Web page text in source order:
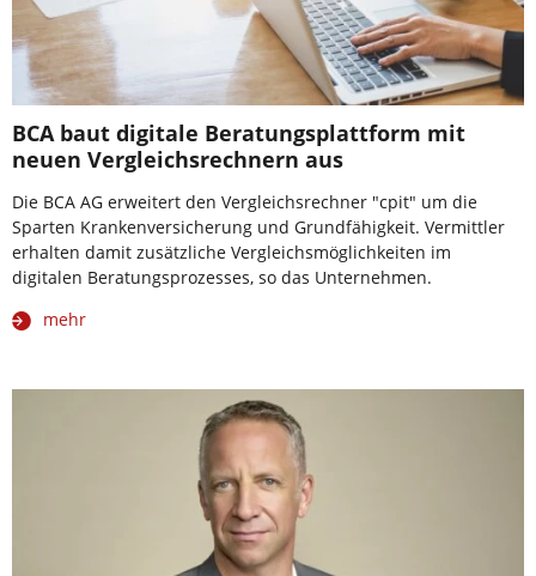
BCA baut digitale Beratungsplattform mit
neuen Vergleichsrechnern aus
Die BCA AG erweitert den Vergleichsrechner "cpit" um die
Sparten Krankenversicherung und Grundfähigkeit. Vermittler
erhalten damit zusätzliche Vergleichsmöglichkeiten im
digitalen Beratungsprozesses, so das Unternehmen.
mehr